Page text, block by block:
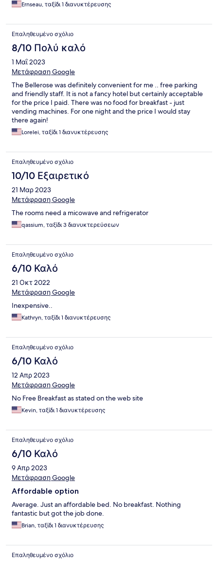
Ernseau, ταξίδι 1 διανυκτέρευσης
Επαληθευμένο σχόλιο
8/10 Πολύ καλό
1 Μαΐ 2023
Μετάφραση Google
The Bellerose was definitely convenient for me .. free parking
and friendly staff. It is not a fancy hotel but certainly acceptable
for the price I paid. There was no food for breakfast - just
vending machines. For one night and the price I would stay
there again!
Lorelei, ταξίδι 1 διανυκτέρευσης
Επαληθευμένο σχόλιο
10/10 Εξαιρετικό
21 Μαρ 2023
Μετάφραση Google
The rooms need a micowave and refrigerator
qassium, ταξίδι 3 διανυκτερεύσεων
Επαληθευμένο σχόλιο
6/10 Καλό
21 Οκτ 2022
Μετάφραση Google
Inexpensive..
Kathryn, ταξίδι 1 διανυκτέρευσης
Επαληθευμένο σχόλιο
6/10 Καλό
12 Απρ 2023
Μετάφραση Google
No Free Breakfast as stated on the web site
Kevin, ταξίδι 1 διανυκτέρευσης
Επαληθευμένο σχόλιο
6/10 Καλό
9 Απρ 2023
Μετάφραση Google
Affordable option
Average. Just an affordable bed. No breakfast. Nothing
fantastic but got the job done.
Brian, ταξίδι 1 διανυκτέρευσης
Επαληθευμένο σχόλιο